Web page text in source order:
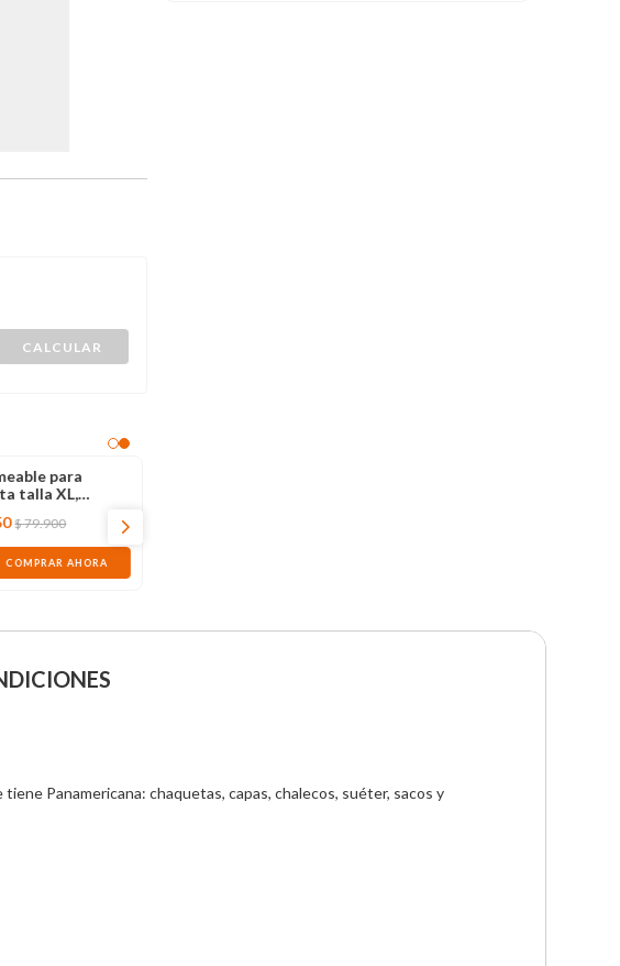
para
talla XL,
con gris
$79.900
COMPRAR AHORA
Panamericana: chaquetas, capas, chalecos, suéter, sacos y